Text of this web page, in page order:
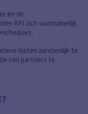
en de
API zich voornamelijk
lasten aanzienlijk te
van partners te